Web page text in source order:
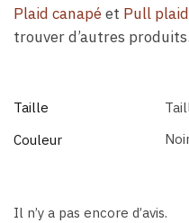
Plaid canapéet Pull plaid
trouver d’autres produits.
Taille
Couleur
Il n’y a pas encore d’avis.